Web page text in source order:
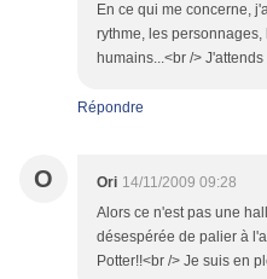
En ce qui me concerne,
rythme, les
humains...<br />
Répondre
O Ori 14/11/2009 09:28
Alors ce n'est pas une
désespérée de palier à
Potter!!<br /> Je suis en